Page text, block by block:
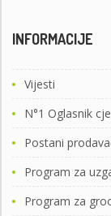
INFORMACIJE
Vijesti
N°1 Oglasnik
Postani
Program za
Program za